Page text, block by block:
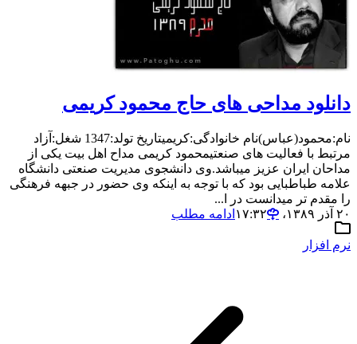
دانلود مداحی های حاج محمود کریمی
نام:محمود(عباس)نام خانوادگی:کریمیتاریخ تولد:1347 شغل:آزاد
مرتبط با فعالیت های صنعتیمحمود کریمی مداح اهل بیت یکی از
مداحان ایران عزیز میباشد.وی دانشجوی مدیریت صنعتی دانشگاه
علامه طباطبایی بود که با توجه به اینکه وی حضور در جبهه فرهنگی
را مقدم تر میدانست در ا...
۲۰ آذر ۱۳۸۹،‏ ۱۷:۳۲
ادامه مطلب
نرم افزار